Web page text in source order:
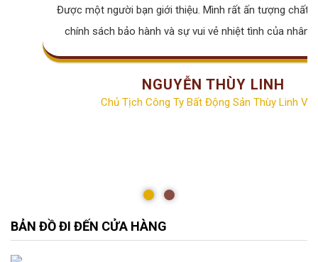
Được một người bạn giới thiệu. Mình rất ấn tượng chất
chính sách bảo hành và sự vui vẻ nhiệt tình của nhân
NGUYỄN THÙY LINH
Chủ Tịch Công Ty Bất Động Sản Thùy Linh
BẢN ĐỒ ĐI ĐẾN CỬA HÀNG